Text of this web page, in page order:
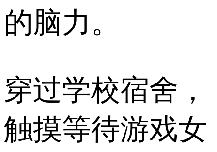
的脑力。
穿过学校宿舍，
触摸等待游戏女